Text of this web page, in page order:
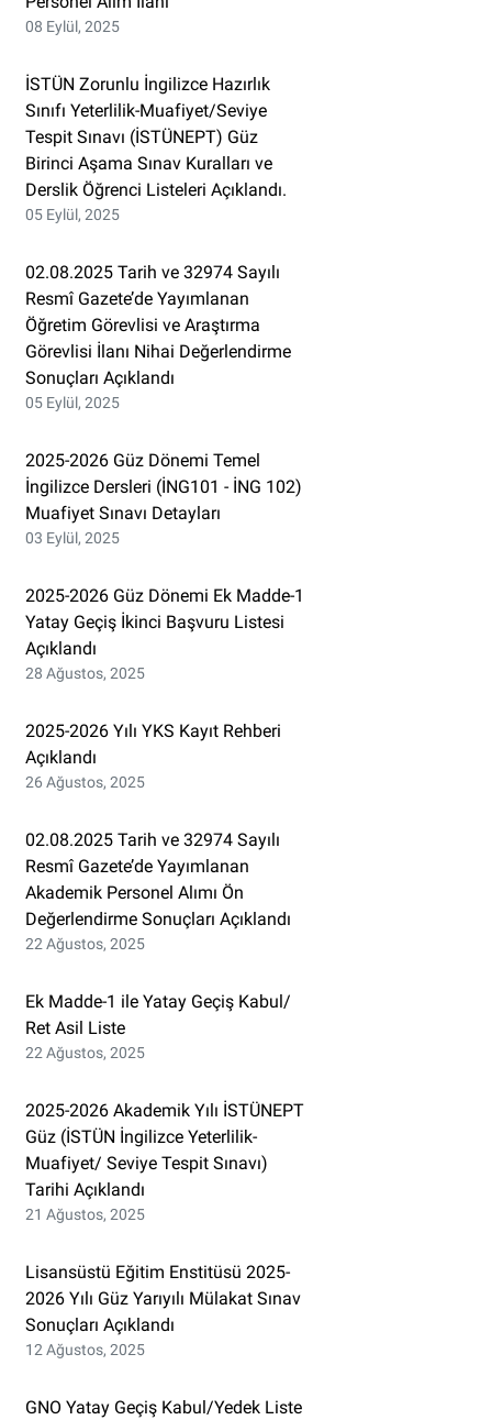
08 Eylül, 2025
İSTÜN Zorunlu İngilizce Hazırlık
Sınıfı Yeterlilik-Muafiyet/Seviye
Tespit Sınavı (İSTÜNEPT) Güz
Birinci Aşama Sınav Kuralları ve
Derslik Öğrenci Listeleri Açıklandı.
05 Eylül, 2025
02.08.2025 Tarih ve 32974 Sayılı
Resmî Gazete’de Yayımlanan
Öğretim Görevlisi ve Araştırma
Görevlisi İlanı Nihai Değerlendirme
Sonuçları Açıklandı
05 Eylül, 2025
2025-2026 Güz Dönemi Temel
İngilizce Dersleri (İNG101 - İNG 102)
Muafiyet Sınavı Detayları
03 Eylül, 2025
2025-2026 Güz Dönemi Ek Madde-1
Yatay Geçiş İkinci Başvuru Listesi
Açıklandı
28 Ağustos, 2025
2025-2026 Yılı YKS Kayıt Rehberi
Açıklandı
26 Ağustos, 2025
02.08.2025 Tarih ve 32974 Sayılı
Resmî Gazete’de Yayımlanan
Akademik Personel Alımı Ön
Değerlendirme Sonuçları Açıklandı
22 Ağustos, 2025
Ek Madde-1 ile Yatay Geçiş Kabul/
Ret Asil Liste
22 Ağustos, 2025
2025-2026 Akademik Yılı İSTÜNEPT
Güz (İSTÜN İngilizce Yeterlilik-
Muafiyet/ Seviye Tespit Sınavı)
Tarihi Açıklandı
21 Ağustos, 2025
Lisansüstü Eğitim Enstitüsü 2025-
2026 Yılı Güz Yarıyılı Mülakat Sınav
Sonuçları Açıklandı
12 Ağustos, 2025
GNO Yatay Geçiş Kabul/Yedek Liste